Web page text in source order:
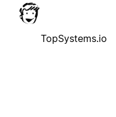
TopSystems.io